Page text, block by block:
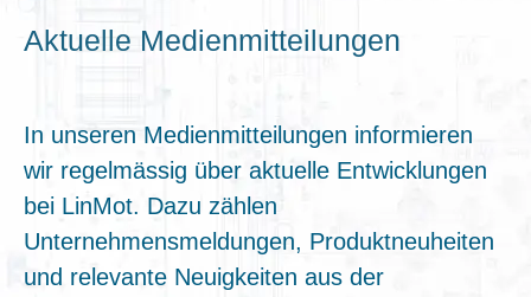
Aktuelle Medienmitteilungen
In unseren Medienmitteilungen informieren
wir regelmässig über aktuelle Entwicklungen
bei LinMot. Dazu zählen
Unternehmensmeldungen, Produktneuheiten
und relevante Neuigkeiten aus der